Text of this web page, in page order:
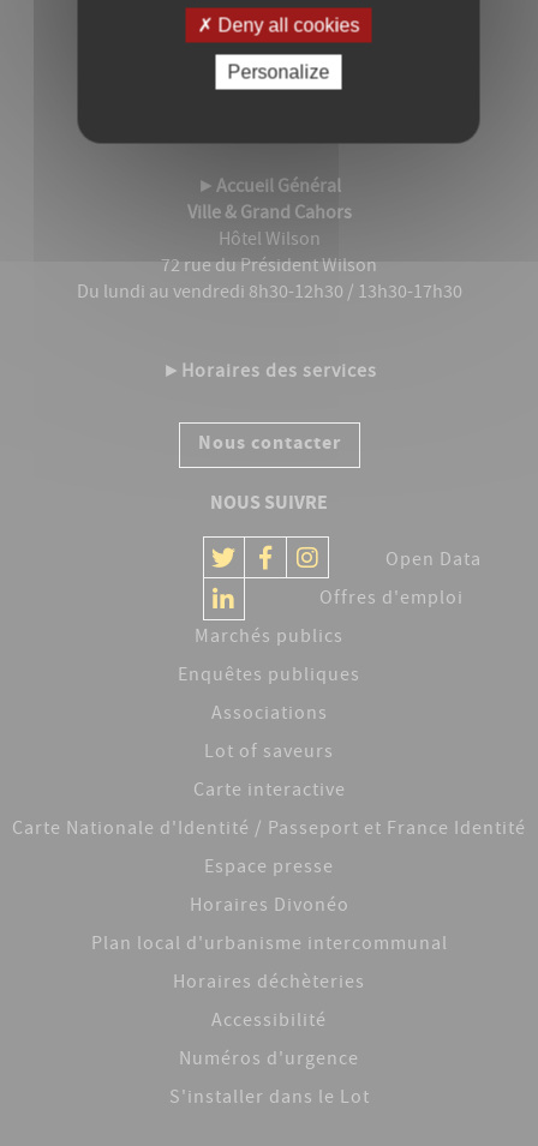
Mairie de Cahors
Hôtel de Ville
73 boulevard Gambetta 46000 Cahors
Tél. 05 65 20 87 87
►Accueil Général
Ville & Grand Cahors
Hôtel Wilson
72 rue du Président Wilson
Du lundi au vendredi 8h30-12h30 / 13h30-17h30
► Horaires des services
Nous contacter
NOUS SUIVRE
Open Data
Offres d'emploi
Marchés publics
Enquêtes publiques
Associations
Lot of saveurs
Carte interactive
Carte Nationale d'Identité / Passeport et France Identité
Espace presse
Horaires Divonéo
Plan local d'urbanisme intercommunal
Horaires déchèteries
Accessibilité
Numéros d'urgence
S'installer dans le Lot
Deny all cookies
Personalize